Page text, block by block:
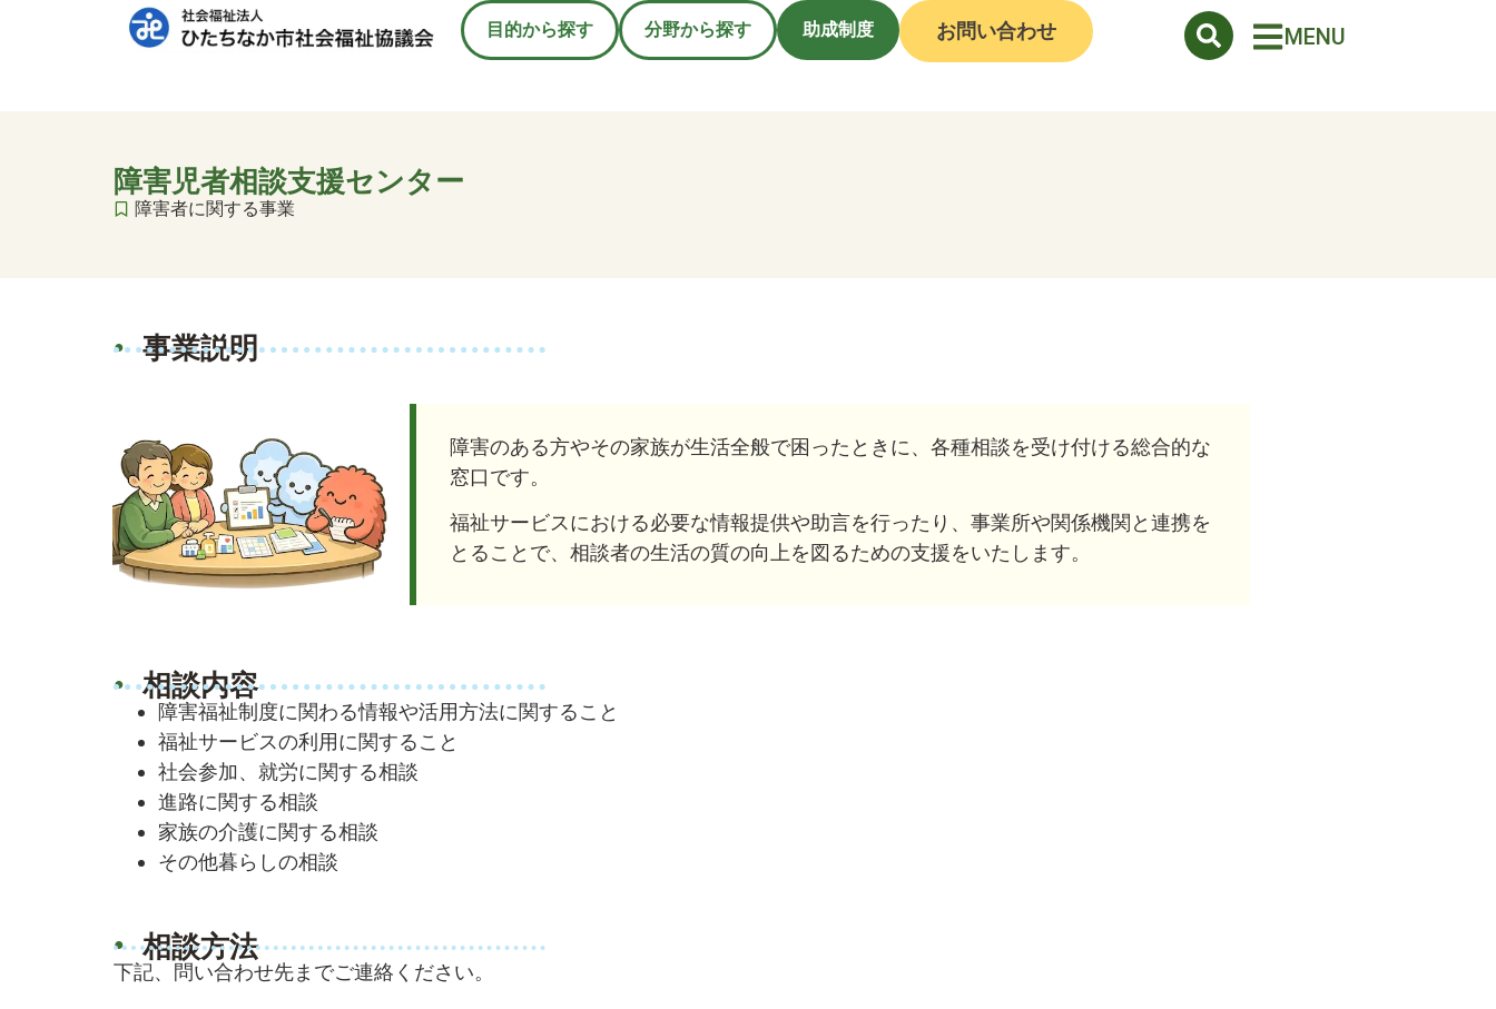
目的から探す 分野から探す 助成制度 お問い合わせ MENU
障害児者相談支援センター
障害者に関する事業
事業説明
障害のある方やその家族が生活全般で困ったときに、各種相談を受け付ける総合的な
窓口です。
福祉サービスにおける必要な情報提供や助言を行ったり、事業所や関係機関と連携を
とることで、相談者の生活の質の向上を図るための支援をいたします。
相談内容
障害福祉制度に関わる情報や活用方法に関すること
福祉サービスの利用に関すること
社会参加、就労に関する相談
進路に関する相談
家族の介護に関する相談
その他暮らしの相談
相談方法
下記、問い合わせ先までご連絡ください。